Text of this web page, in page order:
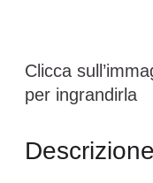
Clicca
per ingrandirla